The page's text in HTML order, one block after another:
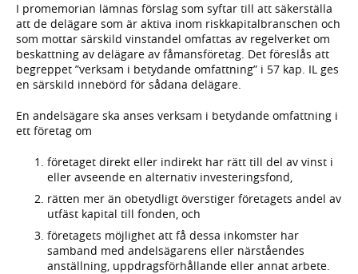
I promemorian lämnas förslag som syftar till att säkerställa
att de delägare som är aktiva inom riskkapitalbranschen och
som mottar särskild vinstandel omfattas av regelverket om
beskattning av delägare av fåmansföretag. Det föreslås att
begreppet ”verksam i betydande omfattning” i 57 kap. IL ges
en särskild innebörd för sådana delägare.
En andelsägare ska anses verksam i betydande omfattning i
ett företag om
företaget direkt eller indirekt har rätt till del av vinst i
eller avseende en alternativ investeringsfond,
rätten mer än obetydligt överstiger företagets andel av
utfäst kapital till fonden, och
företagets möjlighet att få dessa inkomster har
samband med andelsägarens eller närståendes
anställning, uppdragsförhållande eller annat arbete.